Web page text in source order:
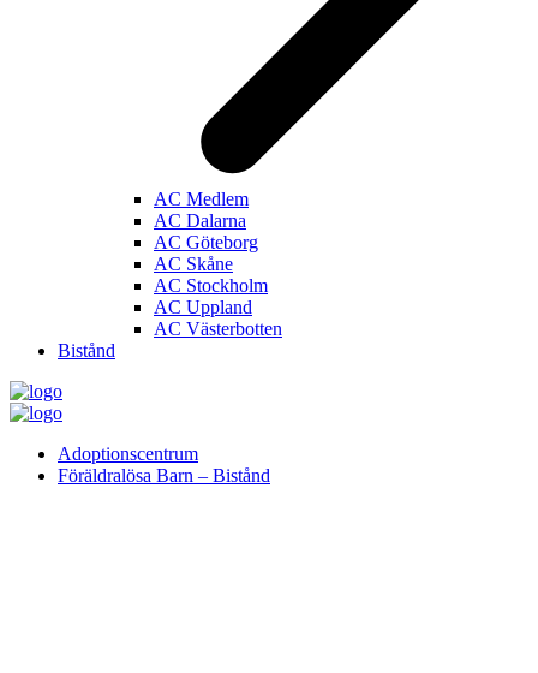
AC Medlem
AC Dalarna
AC Göteborg
AC Skåne
AC Stockholm
AC Uppland
AC Västerbotten
Bistånd
Adoptionscentrum
Föräldralösa Barn – Bistånd